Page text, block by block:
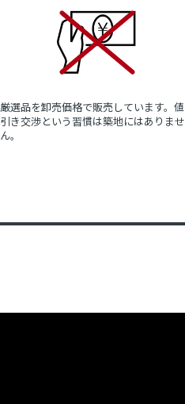
厳選品を卸売価格で販売しています。値
引き交渉という習慣は築地にはありませ
ん。